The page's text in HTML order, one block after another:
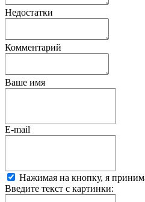
Недостатки
Комментарий
Ваше имя
E-mail
Нажимая на кнопку, я
Введите текст с картинки: